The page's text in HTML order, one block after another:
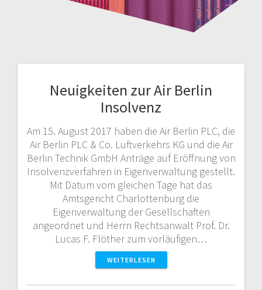
Neuigkeiten zur Air Berlin
Insolvenz
Am 15. August 2017 haben die Air Berlin PLC, die
Air Berlin PLC & Co. Luftverkehrs KG und die Air
Berlin Technik GmbH Anträge auf Eröffnung von
Insolvenzverfahren in Eigenverwaltung gestellt.
Mit Datum vom gleichen Tage hat das
Amtsgericht Charlottenburg die
Eigenverwaltung der Gesellschaften
angeordnet und Herrn Rechtsanwalt Prof. Dr.
Lucas F. Flöther zum vorläufigen…
WEITERLESEN